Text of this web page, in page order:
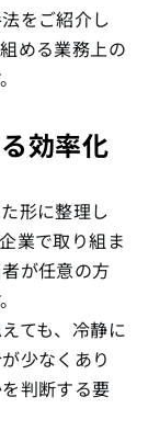
をご紹介し
める業務上の
効率化
形に整理し
業で取り組ま
が任意の方
ても、冷静に
少なくあり
判断する要